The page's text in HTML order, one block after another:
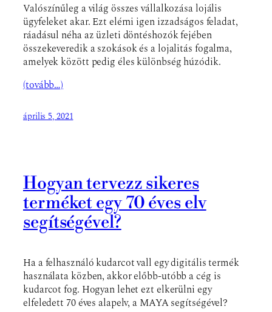
Valószínűleg a világ összes vállalkozása lojális
ügyfeleket akar. Ezt elérni igen izzadságos feladat,
ráadásul néha az üzleti döntéshozók fejében
összekeveredik a szokások és a lojalitás fogalma,
amelyek között pedig éles különbség húzódik.
(tovább…)
április 5, 2021
Hogyan tervezz sikeres
terméket egy 70 éves elv
segítségével?
Ha a felhasználó kudarcot vall egy digitális termék
használata közben, akkor előbb-utóbb a cég is
kudarcot fog. Hogyan lehet ezt elkerülni egy
elfeledett 70 éves alapelv, a MAYA segítségével?